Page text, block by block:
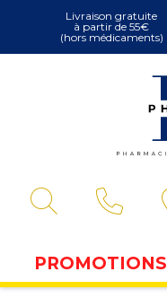
Livraison gratuite
à partir de 55€
(hors médicaments)
PROMOTIONS